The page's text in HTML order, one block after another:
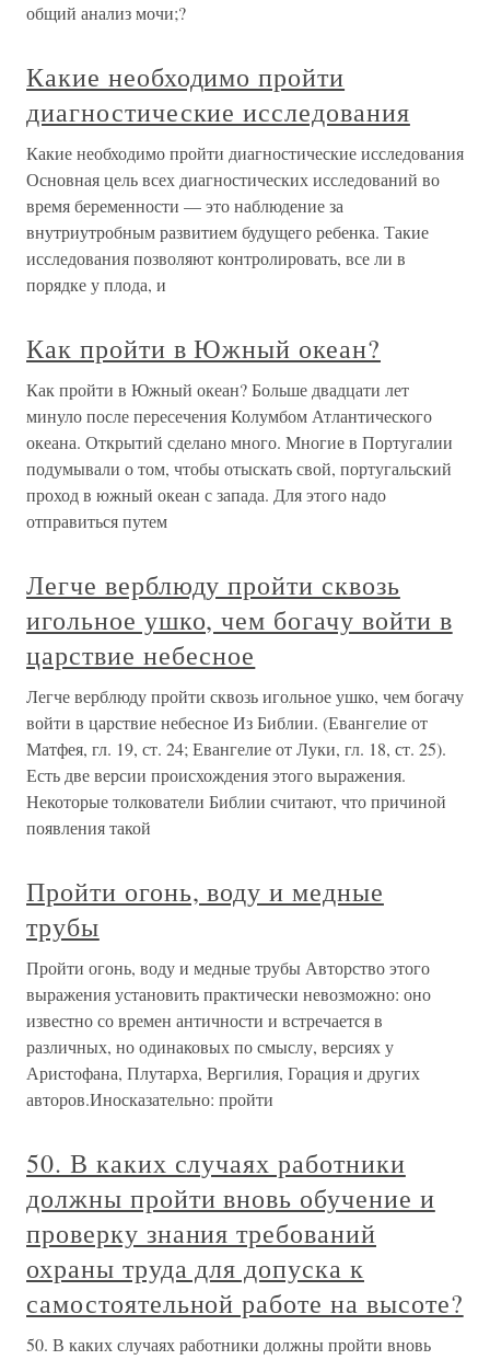
общий анализ мочи;?
Какие необходимо пройти
диагностические исследования
Какие необходимо пройти диагностические исследования
Основная цель всех диагностических исследований во
время беременности — это наблюдение за
внутриутробным развитием будущего ребенка. Такие
исследования позволяют контролировать, все ли в
порядке у плода, и
Как пройти в Южный океан?
Как пройти в Южный океан? Больше двадцати лет
минуло после пересечения Колумбом Атлантического
океана. Открытий сделано много. Многие в Португалии
подумывали о том, чтобы отыскать свой, португальский
проход в южный океан с запада. Для этого надо
отправиться путем
Легче верблюду пройти сквозь
игольное ушко, чем богачу войти в
царствие небесное
Легче верблюду пройти сквозь игольное ушко, чем богачу
войти в царствие небесное Из Библии. (Евангелие от
Матфея, гл. 19, ст. 24; Евангелие от Луки, гл. 18, ст. 25).
Есть две версии происхождения этого выражения.
Некоторые толкователи Библии считают, что причиной
появления такой
Пройти огонь, воду и медные
трубы
Пройти огонь, воду и медные трубы Авторство этого
выражения установить практически невозможно: оно
известно со времен античности и встречается в
различных, но одинаковых по смыслу, версиях у
Аристофана, Плутарха, Вергилия, Горация и других
авторов.Иносказательно: пройти
50. В каких случаях работники
должны пройти вновь обучение и
проверку знания требований
охраны труда для допуска к
самостоятельной работе на высоте?
50. В каких случаях работники должны пройти вновь